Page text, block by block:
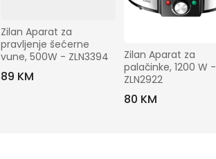
Zilan Aparat za
pravljenje šećerne
vune, 500W - ZLN3394
89 KM
Zilan Aparat za
palačinke, 1200 W -
ZLN2922
80 KM